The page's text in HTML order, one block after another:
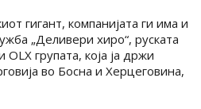
гигант, компанијата ги има и
„Деливери хиро“, руската
OLX групата, која ја држи
во Босна и Херцеговина,